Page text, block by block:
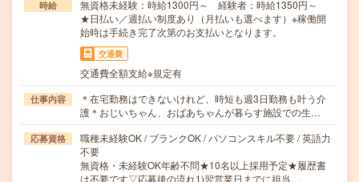
時給
無資格未経験：時給1300円～ 経験者：時給1350円～
★日払い／週払い制度あり（月払いも選べます）※稼働開
始時は手続き完了次第のお支払いとなります。
交通費
交通費全額支給※規定有
仕事内容
＊在宅勤務はできないけれど、時短も週3日勤務も叶う介
護＊おじいちゃん、おばあちゃんが暮らす施設での生…
応募資格
職種未経験OK / ブランクOK / パソコンスキル不要 / 英語力
不要
無資格・未経験OK年齢不問★10名以上採用予定★履歴書
は不要です▽応募後の流れ1)翌営業日までに担当…